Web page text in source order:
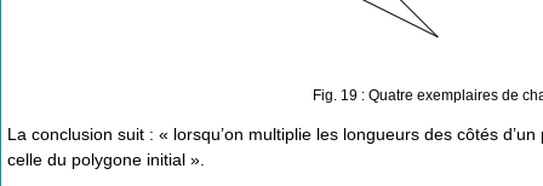
Fig. 19 : Quatre exemplaires de
La conclusion suit : « lorsqu’on multiplie les longueurs des côtés
celle du polygone initial ».